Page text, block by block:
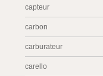
capteur
carbon
carburateur
carello